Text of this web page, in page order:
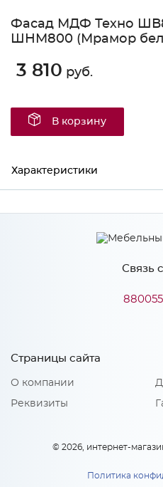
Фасад МДФ Техно
ШНМ800 (Мрамор
3 810 руб.
В корзину
Характеристики
Производитель
Связь
Страницы сайта
О компании
Реквизиты
© 2026, интернет-
Политика